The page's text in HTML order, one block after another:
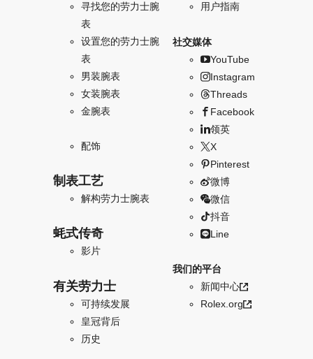
寻找您的劳力士腕
表
设置您的劳力士腕
表
男装腕表
女装腕表
金腕表
配饰
制表工艺
解构劳力士腕表
蚝式传奇
影片
有关劳力士
可持续发展
皇冠背后
历史
用户指南
社交媒体
YouTube
Instagram
Threads
Facebook
领英
X
Pinterest
微博
微信
抖音
Line
我们的平台
新闻中心
Rolex.org